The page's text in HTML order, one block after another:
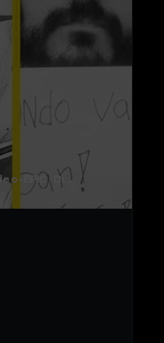
Case-MRG-Utopia-Amazon-Prime-Video-EPIC-Digitais_Nov2020